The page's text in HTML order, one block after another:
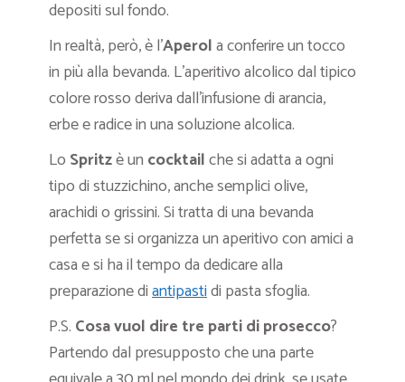
depositi sul fondo.
In realtà, però, è l’Aperola conferire un tocco
in più alla bevanda. L’aperitivo alcolico dal tipico
colore rosso deriva dall’infusione di arancia,
erbe e radice in una soluzione alcolica.
Lo Spritzè un cocktailche si adatta a ogni
tipo di stuzzichino, anche semplici olive,
arachidi o grissini. Si tratta di una bevanda
perfetta se si organizza un aperitivo con amici a
casa e si ha il tempo da dedicare alla
preparazione diantipastidi pasta sfoglia.
P.S. Cosa vuol dire tre parti di prosecco?
Partendo dal presupposto che una parte